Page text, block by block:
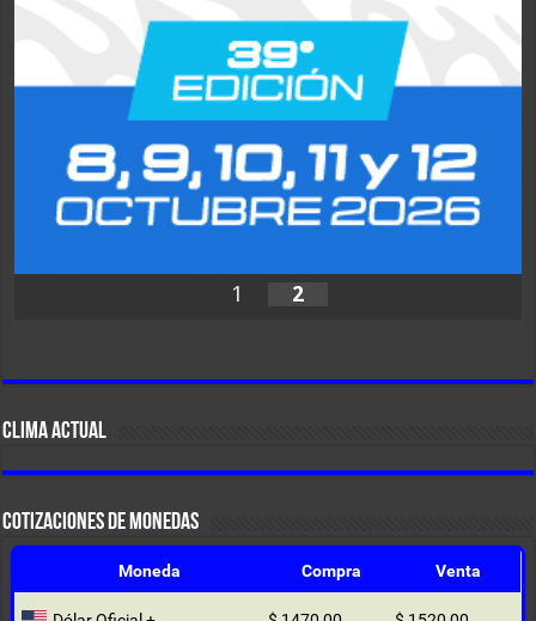
1 2
CLIMA ACTUAL
COTIZACIONES DE MONEDAS
Moneda Compra Venta